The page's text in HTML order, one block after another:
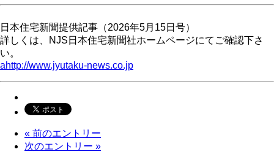
日本住宅新聞提供記事（2026年5月15日号）
詳しくは、NJS日本住宅新聞社ホームページにてご確認下さ
い。
ahttp://www.jyutaku-news.co.jp
« 前のエントリー
次のエントリー »